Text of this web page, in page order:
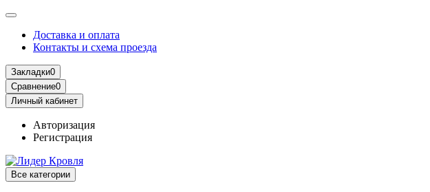
Доставка и оплата
Контакты и схема проезда
Закладки0
Сравнение0
Личный кабинет
Авторизация
Регистрация
Все категории